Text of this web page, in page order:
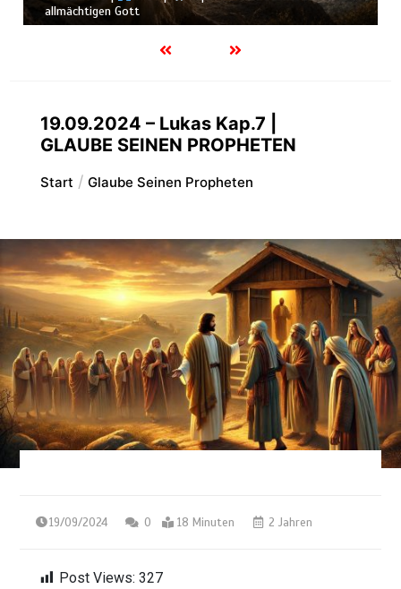
Schöpfung
19.09.2024 – Lukas Kap.7 |
GLAUBE SEINEN PROPHETEN
Start Glaube Seinen Propheten
19/09/2024 0 18 Minuten 2 Jahren
Post Views: 327